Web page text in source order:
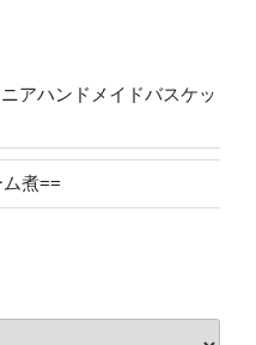
アハンドメイドバスケッ
煮==